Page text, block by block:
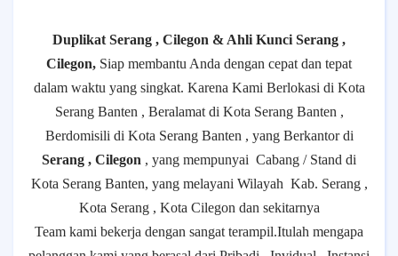
Duplikat Serang , Cilegon & Ahli Kunci Serang ,
Cilegon, Siap membantu Anda dengan cepat dan tepat
dalam waktu yang singkat. Karena Kami Berlokasi di Kota
Serang Banten , Beralamat di Kota Serang Banten ,
Berdomisili di Kota Serang Banten , yang Berkantor di
Serang , Cilegon , yang mempunyai Cabang / Stand di
Kota Serang Banten, yang melayani Wilayah Kab. Serang ,
Kota Serang , Kota Cilegon dan sekitarnya
Team kami bekerja dengan sangat terampil.Itulah mengapa